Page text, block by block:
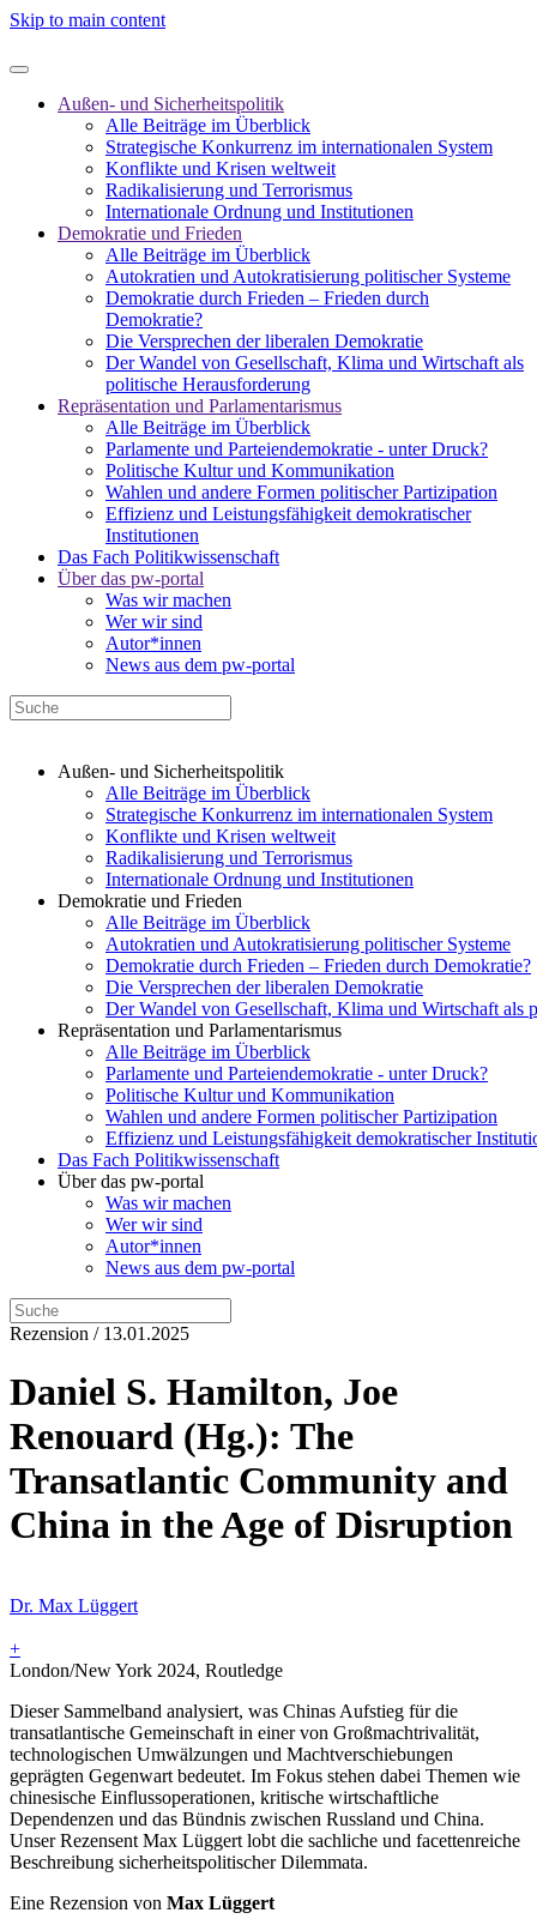
Skip to main content
Außen- und Sicherheitspolitik
Alle Beiträge im Überblick
Strategische Konkurrenz im internationalen System
Konflikte und Krisen weltweit
Radikalisierung und Terrorismus
Internationale Ordnung und Institutionen
Demokratie und Frieden
Alle Beiträge im Überblick
Autokratien und Autokratisierung politischer Systeme
Demokratie durch Frieden – Frieden durch
Demokratie?
Die Versprechen der liberalen Demokratie
Der Wandel von Gesellschaft, Klima und Wirtschaft als
politische Herausforderung
Repräsentation und Parlamentarismus
Alle Beiträge im Überblick
Parlamente und Parteiendemokratie - unter Druck?
Politische Kultur und Kommunikation
Wahlen und andere Formen politischer Partizipation
Effizienz und Leistungsfähigkeit demokratischer
Institutionen
Das Fach Politikwissenschaft
Über das pw-portal
Was wir machen
Wer wir sind
Autor*innen
News aus dem pw-portal
Außen- und Sicherheitspolitik
Alle Beiträge im Überblick
Strategische Konkurrenz im internationalen System
Konflikte und Krisen weltweit
Radikalisierung und Terrorismus
Internationale Ordnung und Institutionen
Demokratie und Frieden
Alle Beiträge im Überblick
Autokratien und Autokratisierung politischer Systeme
Demokratie durch Frieden – Frieden durch Demokratie?
Die Versprechen der liberalen Demokratie
Der Wandel von Gesellschaft, Klima und Wirtschaft als
Repräsentation und Parlamentarismus
Alle Beiträge im Überblick
Parlamente und Parteiendemokratie - unter Druck?
Politische Kultur und Kommunikation
Wahlen und andere Formen politischer Partizipation
Effizienz und Leistungsfähigkeit demokratischer
Das Fach Politikwissenschaft
Über das pw-portal
Was wir machen
Wer wir sind
Autor*innen
News aus dem pw-portal
Rezension / 13.01.2025
Daniel S. Hamilton, Joe
Renouard (Hg.): The
Transatlantic Community and
China in the Age of Disruption
Dr. Max Lüggert
+
London/New York 2024, Routledge
Dieser Sammelband analysiert, was Chinas Aufstieg für die
transatlantische Gemeinschaft in einer von Großmachtrivalität,
technologischen Umwälzungen und Machtverschiebungen
geprägten Gegenwart bedeutet. Im Fokus stehen dabei Themen wie
chinesische Einflussoperationen, kritische wirtschaftliche
Dependenzen und das Bündnis zwischen Russland und China.
Unser Rezensent Max Lüggert lobt die sachliche und facettenreiche
Beschreibung sicherheitspolitischer Dilemmata.
Eine Rezension von Max Lüggert